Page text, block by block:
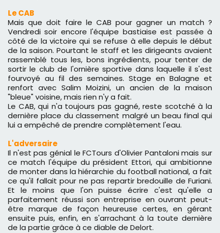
Le CAB
Mais que doit faire le CAB pour gagner un match ?
Vendredi soir encore l'équipe bastiaise est passée à
côté de la victoire qui se refuse à elle depuis le début
de la saison. Pourtant le staff et les dirigeants avaient
rassemblé tous les, bons ingrédients, pour tenter de
sortir le club de l'ornière sportive dans laquelle il s'est
fourvoyé au fil des semaines. Stage en Balagne et
renfort avec Salim Moizini, un ancien de la maison
"bleue" voisine, mais rien n'y a fait.
Le CAB, qui n'a toujours pas gagné, reste scotché à la
dernière place du classement malgré un beau final qui
lui a empêché de prendre complètement l'eau.
L'adversaire
Il n'est pas génial le FCTours d'Olivier Pantaloni mais sur
ce match l'équipe du président Ettori, qui ambitionne
de monter dans la hiérarchie du football national, a fait
ce qu'il fallait pour ne pas repartir bredouille de Furiani.
Et le moins que l'on puisse écrire c'est qu'elle a
parfaitement réussi son entreprise en ouvrant peut-
être marque de façon heureuse certes, en gérant
ensuite puis, enfin, en s'arrachant à la toute dernière
de la partie grâce à ce diable de Delort.